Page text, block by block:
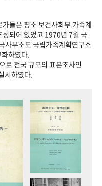
들은 평소 보건사회부 가족계
성되어 있었고 1970년 7월 국
사무소도 국립가족계획연구소
하였다.
로 전국 규모의 표본조사인
시하였다.